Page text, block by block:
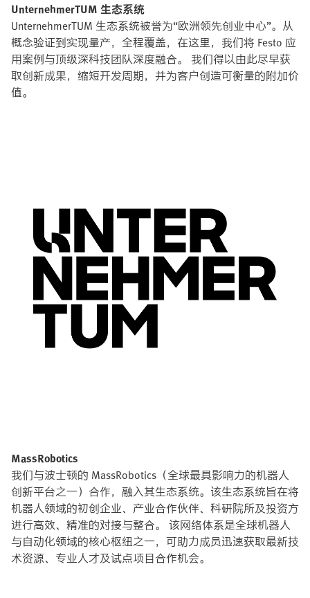
UnternehmerTUM 生态系统
UnternehmerTUM 生态系统被誉为“欧洲领先创业中心”。从
概念验证到实现量产，全程覆盖，在这里，我们将 Festo 应
用案例与顶级深科技团队深度融合。 我们得以由此尽早获
取创新成果，缩短开发周期，并为客户创造可衡量的附加价
值。
MassRobotics
我们与波士顿的 MassRobotics（全球最具影响力的机器人
创新平台之一）合作，融入其生态系统。该生态系统旨在将
机器人领域的初创企业、产业合作伙伴、科研院所及投资方
进行高效、精准的对接与整合。 该网络体系是全球机器人
与自动化领域的核心枢纽之一，可助力成员迅速获取最新技
术资源、专业人才及试点项目合作机会。